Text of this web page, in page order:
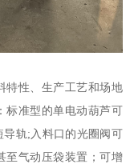
特性、生产工艺和场地
标准型的单电动葫芦可
轨;入料口的光圈阀可
至气动压袋装置；可增